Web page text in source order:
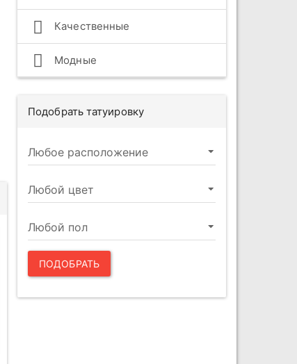
Качественные
Модные
Подобрать татуировку
ПОДОБРАТЬ